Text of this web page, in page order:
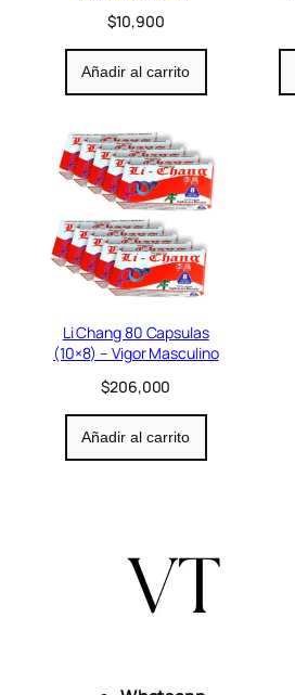
$10,900
Añadir al carrito
Li Chang 80 Capsulas
(10×8) – Vigor Masculino
$206,000
Añadir al carrito